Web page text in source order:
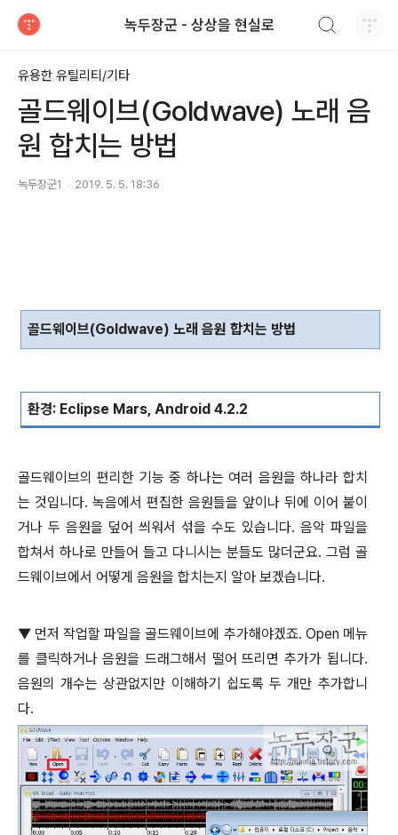
녹두장군 - 상상을 현실로
유용한 유틸리티/기타
골드웨이브(Goldwave) 노래 음
원 합치는 방법
녹두장군1 2019. 5. 5. 18:36
골드웨이브(Goldwave) 노래 음원 합치는 방법
환경: Eclipse Mars, Android 4.2.2
골드웨이브의 편리한 기능 중 하나는 여러 음원을 하나라 합치
는 것입니다. 녹음에서 편집한 음원들을 앞이나 뒤에 이어 붙이
거나 두 음원을 덮어 씌워서 섞을 수도 있습니다. 음악 파일을
합쳐서 하나로 만들어 들고 다니시는 분들도 많더군요. 그럼 골
드웨이브에서 어떻게 음원을 합치는지 알아 보겠습니다.
▼ 먼저 작업할 파일을 골드웨이브에 추가해야겠죠. Open 메뉴
를 클릭하거나 음원을 드래그해서 떨어 뜨리면 추가가 됩니다.
음원의 개수는 상관없지만 이해하기 쉽도록 두 개만 추가합니
다.